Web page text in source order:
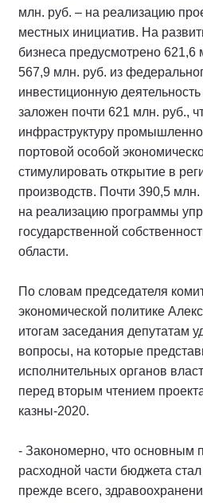
млн. руб. – на реализацию
местных инициатив. На
бизнеса предусмотрено 621,6
567,9 млн. руб. из
инвестиционную
заложен почти 621 млн. руб.,
инфраструктуру
портовой особой
стимулировать открытие в
производств. Почти 390,5
на реализацию программы
государственной
области.
По словам председателя
экономической политике
итогам заседания депутатам
вопросы, на которые
исполнительных органов
перед вторым чтением
казны-2020.
- Закономерно, что основным
расходной части бюджета
прежде всего,